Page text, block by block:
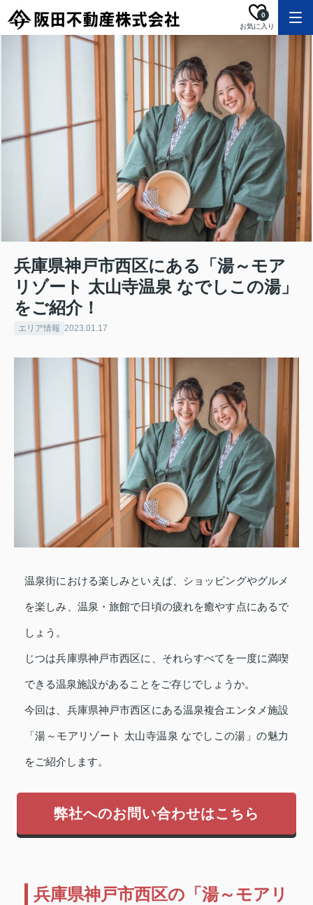
お気に入り
0
兵庫県神戸市西区にある「湯～モア
リゾート 太山寺温泉 なでしこの湯」
をご紹介！
エリア情報 2023.01.17
温泉街における楽しみといえば、ショッピングやグルメ
を楽しみ、温泉・旅館で日頃の疲れを癒やす点にあるで
しょう。
じつは兵庫県神戸市西区に、それらすべてを一度に満喫
できる温泉施設があることをご存じでしょうか。
今回は、兵庫県神戸市西区にある温泉複合エンタメ施設
「湯～モアリゾート 太山寺温泉 なでしこの湯」の魅力
をご紹介します。
弊社へのお問い合わせはこちら
兵庫県神戸市西区の「湯～モアリ